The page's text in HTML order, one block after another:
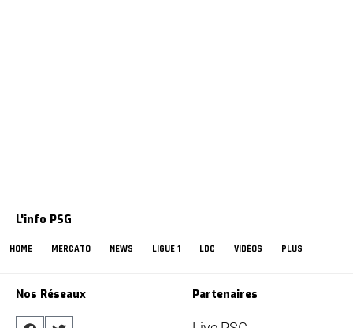
L'info PSG
HOME MERCATO NEWS LIGUE 1 LDC VIDÉOS PLUS
Nos Réseaux Partenaires